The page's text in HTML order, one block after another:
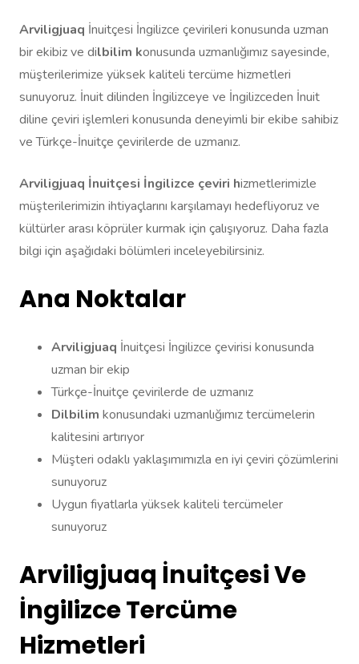
Arviligjuaq İnuitçesi İngilizce çevirileri konusunda uzman
bir ekibiz ve dilbilim konusunda uzmanlığımız sayesinde,
müşterilerimize yüksek kaliteli tercüme hizmetleri
sunuyoruz. İnuit dilinden İngilizceye ve İngilizceden İnuit
diline çeviri işlemleri konusunda deneyimli bir ekibe sahibiz
ve Türkçe-İnuitçe çevirilerde de uzmanız.
Arviligjuaq İnuitçesi İngilizce çeviri hizmetlerimizle
müşterilerimizin ihtiyaçlarını karşılamayı hedefliyoruz ve
kültürler arası köprüler kurmak için çalışıyoruz. Daha fazla
bilgi için aşağıdaki bölümleri inceleyebilirsiniz.
Ana Noktalar
Arviligjuaq İnuitçesi İngilizce çevirisi konusunda
uzman bir ekip
Türkçe-İnuitçe çevirilerde de uzmanız
Dilbilim konusundaki uzmanlığımız tercümelerin
kalitesini artırıyor
Müşteri odaklı yaklaşımımızla en iyi çeviri çözümlerini
sunuyoruz
Uygun fiyatlarla yüksek kaliteli tercümeler
sunuyoruz
Arviligjuaq İnuitçesi Ve
İngilizce Tercüme
Hizmetleri